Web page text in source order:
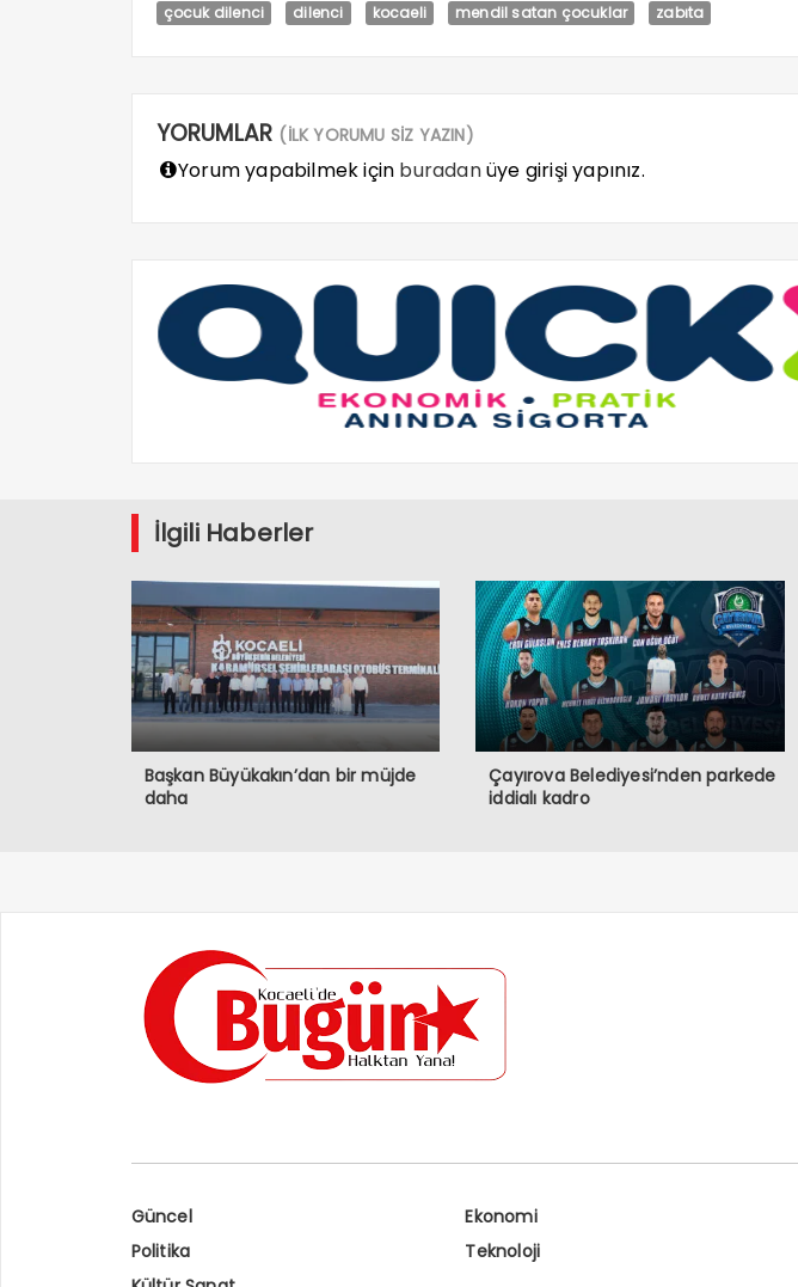
çocuk dilenci dilenci kocaeli mendil satan çocuklar zabıta
YORUMLAR (İLK YORUMU SİZ YAZIN)
Yorum yapabilmek için buradanüye girişi yapınız.
İlgili Haberler
Başkan Büyükakın’dan bir müjde
daha
Çayırova Belediyesi’nden parkede
iddialı kadro
Güncel Ekonomi
Politika
Teknoloji